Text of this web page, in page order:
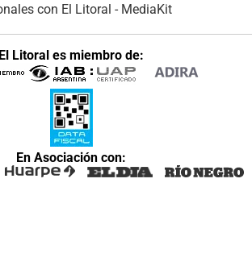
con El Litoral - MediaKit
El Litoral es miembro de:
En Asociación con: